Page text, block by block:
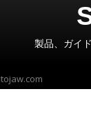
製品、ガイ